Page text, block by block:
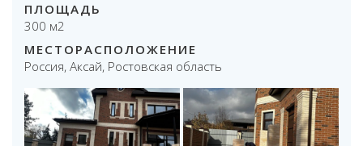
ПЛОЩАДЬ
300 м2
МЕСТОРАСПОЛОЖЕНИЕ
Россия, Аксай, Ростовская область